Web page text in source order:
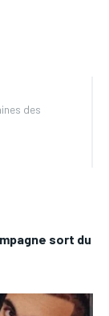
des
sort du